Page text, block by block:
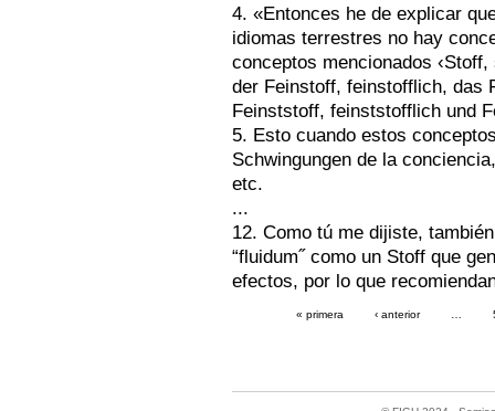
4. «Entonces he de explicar
idiomas terrestres no hay
conceptos mencionados
der Feinstoff, feinstofflich, das
Feinststoff, feinststofflich und
5. Esto cuando estos
Schwingungen de la
etc.
...
12. Como tú me dijiste,
“fluidum˝ como un Stoff que
efectos, por lo que
« primera ‹ anterior …